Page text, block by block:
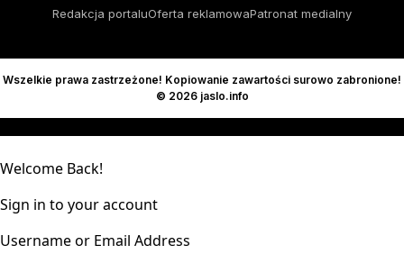
Redakcja portaluOferta reklamowaPatronat medialny
Wszelkie prawa zastrzeżone! Kopiowanie zawartości surowo zabronione!
© 2026 jaslo.info
Welcome Back!
Sign in to your account
Username or Email Address